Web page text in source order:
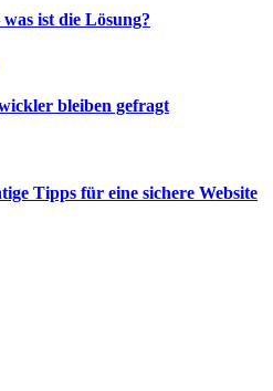
ist die Lösung?
bleiben gefragt
Tipps für eine sichere Website